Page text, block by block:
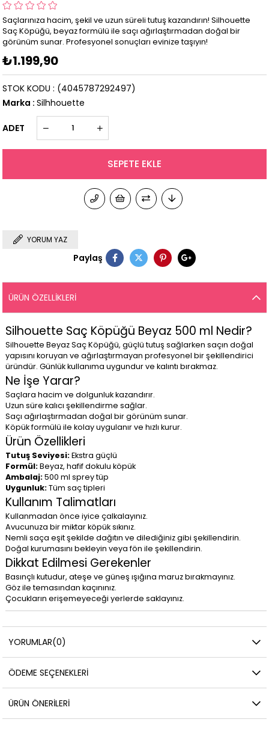
Saçlarınıza hacim, şekil ve uzun süreli tutuş kazandırın! Silhouette
Saç Köpüğü, beyaz formülü ile saçı ağırlaştırmadan doğal bir
görünüm sunar. Profesyonel sonuçları evinize taşıyın!
₺1.199,90
STOK KODU
(4045787292497)
Marka : Silhhouette
ADET
YORUM YAZ
Paylaş
ÜRÜN ÖZELLIKLERI
Silhouette Saç Köpüğü Beyaz 500 ml Nedir?
Silhouette Beyaz Saç Köpüğü, güçlü tutuş sağlarken saçın doğal
yapısını koruyan ve ağırlaştırmayan profesyonel bir şekillendirici
üründür. Günlük kullanıma uygundur ve kalıntı bırakmaz.
Ne İşe Yarar?
Saçlara hacim ve dolgunluk kazandırır.
Uzun süre kalıcı şekillendirme sağlar.
Saçı ağırlaştırmadan doğal bir görünüm sunar.
Köpük formülü ile kolay uygulanır ve hızlı kurur.
Ürün Özellikleri
Tutuş Seviyesi:Ekstra güçlü
Formül:Beyaz, hafif dokulu köpük
Ambalaj:500 ml sprey tüp
Uygunluk:Tüm saç tipleri
Kullanım Talimatları
Kullanmadan önce iyice çalkalayınız.
Avucunuza bir miktar köpük sıkınız.
Nemli saça eşit şekilde dağıtın ve dilediğiniz gibi şekillendirin.
Doğal kurumasını bekleyin veya fön ile şekillendirin.
Dikkat Edilmesi Gerekenler
Basınçlı kutudur, ateşe ve güneş ışığına maruz bırakmayınız.
Göz ile temasından kaçınınız.
Çocukların erişemeyeceği yerlerde saklayınız.
YORUMLAR(0)
ÖDEME SEÇENEKLERI
ÜRÜN ÖNERILERI